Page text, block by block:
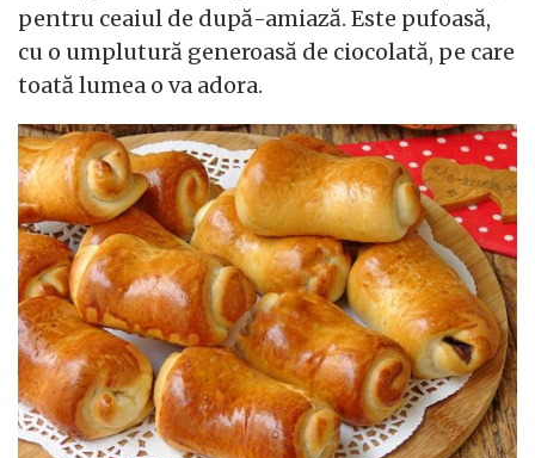
pentru ceaiul de după-amiază. Este pufoasă,
cu o umplutură generoasă de ciocolată, pe care
toată lumea o va adora.